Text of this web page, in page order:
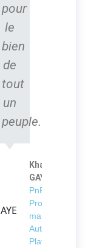
pour
le
bien
de
tout
un
peuple.
Khadim
GAYE
PnP
Project
manager -
Automation
Platform